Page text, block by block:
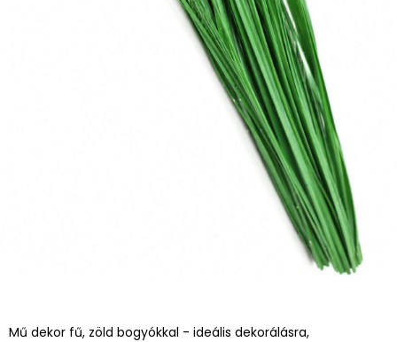
Mű dekor fű, zöld bogyókkal - ideális dekorálásra,